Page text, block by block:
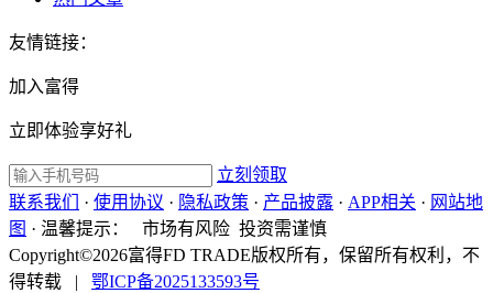
友情链接：
加入富得
立即体验享好礼
立刻领取
联系我们
· 使用协议 · 隐私政策 · 产品披露 · APP相关 · 网站地
图 · 温馨提示：
市场有风险 投资需谨慎
Copyright©2026富得FD TRADE版权所有，保留所有权利，不
得转载
| 鄂ICP备2025133593号